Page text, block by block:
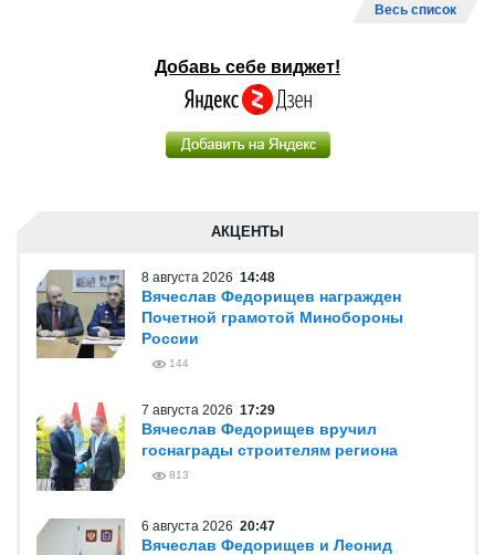
Весь список
Добавь себе виджет!
АКЦЕНТЫ
8 августа 2026 14:48
Вячеслав Федорищев награжден
Почетной грамотой Минобороны
России
144
7 августа 2026 17:29
Вячеслав Федорищев вручил
госнаграды строителям региона
813
6 августа 2026 20:47
Вячеслав Федорищев и Леонид